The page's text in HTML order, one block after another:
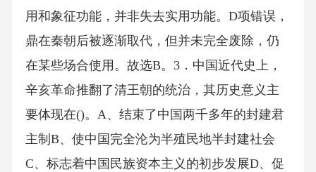
用和象征功能，并非失去实用功能。D项错误，
鼎在秦朝后被逐渐取代，但并未完全废除，仍
在某些场合使用。故选B。3．中国近代史上，
辛亥革命推翻了清王朝的统治，其历史意义主
要体现在()。A、结束了中国两千多年的封建君
主制B、使中国完全沦为半殖民地半封建社会
C、标志着中国民族资本主义的初步发展D、促